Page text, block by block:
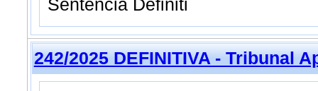
Sentencia Definiti
242/2025 DEFINITIVA - Tribunal